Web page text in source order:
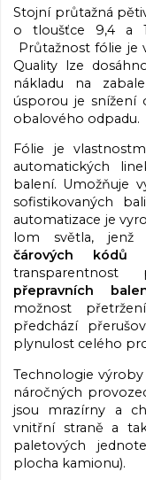
Stojní průtažná
o tloušťce 9,4 a
Průtažnost fólie je
Quality lze
nákladu na
úsporou je snížení
obalového odpadu.
Fólie je
automatických
balení. Umožňuje
sofistikovaných
automatizace je
lom světla, jenž
čárových
transparentnost
přepravních
možnost
předchází
plynulost celého
Technologie
náročných
jsou mrazírny a
vnitřní straně a
paletových
plocha kamionu).